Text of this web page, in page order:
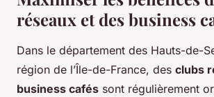
réseaux et des business
Dans le département des Hauts-de-
région de l’Île-de-France, des clubs
business cafés sont régulièrement